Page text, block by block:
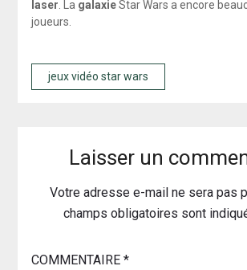
laser. La galaxieStar Wars a encore
joueurs.
jeux vidéo star wars
Laisser un
Votre adresse e-mail ne sera pas
champs obligatoires sont
COMMENTAIRE *